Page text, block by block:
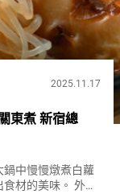
2025.11.17
東煮 新宿總
中慢慢燉煮白蘿
材的美味。 外觀